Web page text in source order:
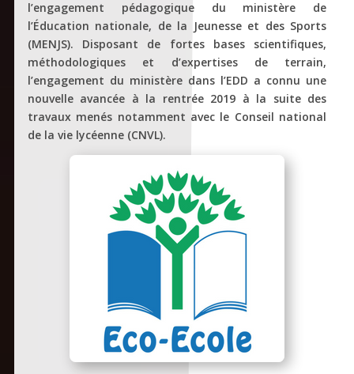
l’engagement pédagogique du ministère de
l’Éducation nationale, de la Jeunesse et des Sports
(MENJS). Disposant de fortes bases scientifiques,
méthodologiques et d’expertises de terrain,
l’engagement du ministère dans l’EDD a connu une
nouvelle avancée à la rentrée 2019 à la suite des
travaux menés notamment avec le Conseil national
de la vie lycéenne (CNVL).